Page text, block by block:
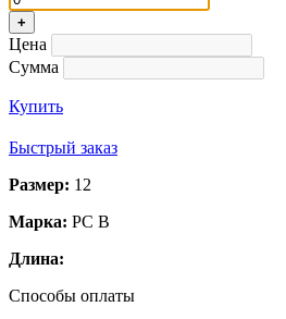
+
Цена
Сумма
Купить
Быстрый заказ
Размер: 12
Марка: РС B
Длина:
Способы оплаты